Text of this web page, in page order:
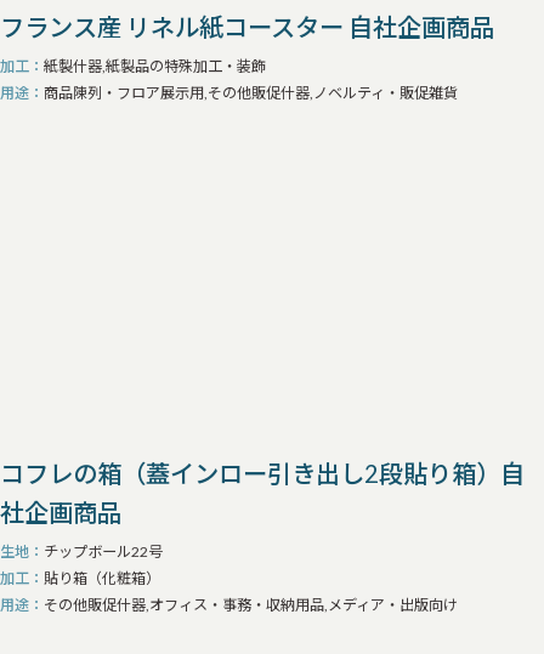
フランス産 リネル紙コースター 自社企画商品
加工
紙製什器,紙製品の特殊加工・装飾
用途
商品陳列・フロア展示用,その他販促什器,ノベルティ・販促雑貨
コフレの箱（蓋インロー引き出し2段貼り箱）自
社企画商品
生地
チップボール22号
加工
貼り箱（化粧箱）
用途
その他販促什器,オフィス・事務・収納用品,メディア・出版向け